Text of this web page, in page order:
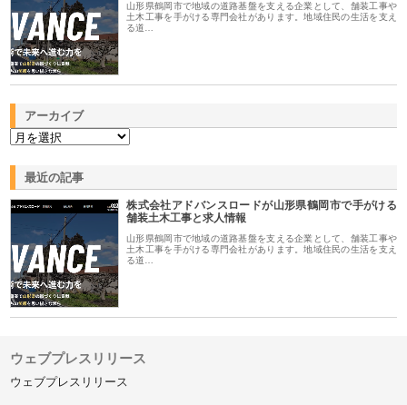
山形県鶴岡市で地域の道路基盤を支える企業として、舗装工事や
土木工事を手がける専門会社があります。地域住民の生活を支え
る道…
アーカイブ
最近の記事
株式会社アドバンスロードが山形県鶴岡市で手がける
舗装土木工事と求人情報
山形県鶴岡市で地域の道路基盤を支える企業として、舗装工事や
土木工事を手がける専門会社があります。地域住民の生活を支え
る道…
ウェブプレスリリース
ウェブプレスリリース